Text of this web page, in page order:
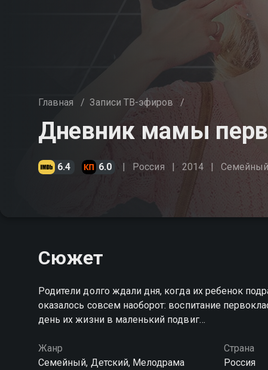
Главная / Записи ТВ-эфиров /
Дневник мамы
6.4 6.0 Россия 2014 Cемейный
Сюжет
Родители долго ждали дня, когда их ребенок
оказалось совсем наоборот: воспитание
день их жизни в маленький подвиг…
Жанр
Cемейный, Детский, Мелодрама
Страна
Россия